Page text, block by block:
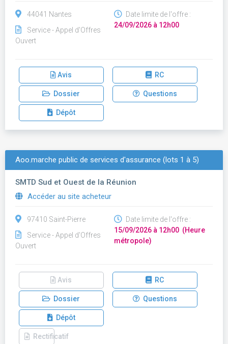
44041 Nantes
Service - Appel d'Offres
Ouvert
Date limite de l'offre :
24/09/2026 à 12h00
Avis RC
Dossier Questions
Dépôt
Aoo.marche public de services d'assurance (lots 1 à 5)
SMTD Sud et Ouest de la Réunion
Accéder au site acheteur
97410 Saint-Pierre
Service - Appel d'Offres
Ouvert
Date limite de l'offre :
15/09/2026 à 12h00 (Heure
métropole)
Avis RC
Dossier Questions
Dépôt
Rectificatif